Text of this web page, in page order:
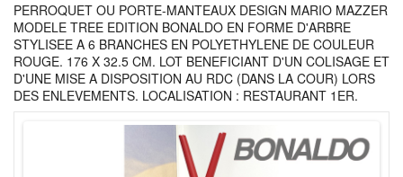
PERROQUET OU PORTE-MANTEAUX DESIGN MARIO MAZZER
MODELE TREE EDITION BONALDO EN FORME D'ARBRE
STYLISEE A 6 BRANCHES EN POLYETHYLENE DE COULEUR
ROUGE. 176 X 32.5 CM. LOT BENEFICIANT D'UN COLISAGE ET
D'UNE MISE A DISPOSITION AU RDC (DANS LA COUR) LORS
DES ENLEVEMENTS. LOCALISATION : RESTAURANT 1ER.